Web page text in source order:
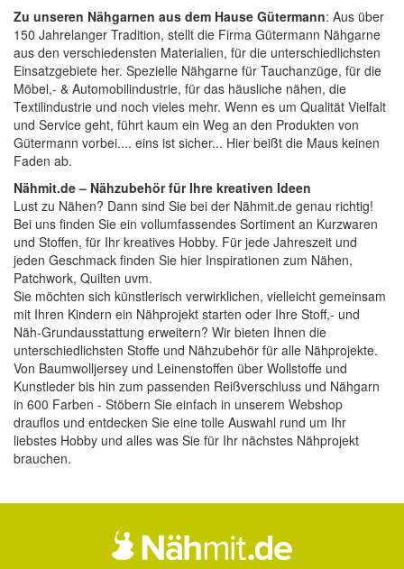
Zu unseren Nähgarnen aus dem Hause Gütermann: Aus über
150 Jahrelanger Tradition, stellt die Firma Gütermann Nähgarne
aus den verschiedensten Materialien, für die unterschiedlichsten
Einsatzgebiete her. Spezielle Nähgarne für Tauchanzüge, für die
Möbel,- & Automobilindustrie, für das häusliche nähen, die
Textilindustrie und noch vieles mehr. Wenn es um Qualität Vielfalt
und Service geht, führt kaum ein Weg an den Produkten von
Gütermann vorbei.... eins ist sicher... Hier beißt die Maus keinen
Faden ab.
Nähmit.de – Nähzubehör für Ihre kreativen Ideen
Lust zu Nähen? Dann sind Sie bei der Nähmit.de genau richtig!
Bei uns finden Sie ein vollumfassendes Sortiment an Kurzwaren
und Stoffen, für Ihr kreatives Hobby. Für jede Jahreszeit und
jeden Geschmack finden Sie hier Inspirationen zum Nähen,
Patchwork, Quilten uvm.
Sie möchten sich künstlerisch verwirklichen, vielleicht gemeinsam
mit Ihren Kindern ein Nähprojekt starten oder Ihre Stoff,- und
Näh-Grundausstattung erweitern? Wir bieten Ihnen die
unterschiedlichsten Stoffe und Nähzubehör für alle Nähprojekte.
Von Baumwolljersey und Leinenstoffen über Wollstoffe und
Kunstleder bis hin zum passenden Reißverschluss und Nähgarn
in 600 Farben - Stöbern Sie einfach in unserem Webshop
drauflos und entdecken Sie eine tolle Auswahl rund um Ihr
liebstes Hobby und alles was Sie für Ihr nächstes Nähprojekt
brauchen.